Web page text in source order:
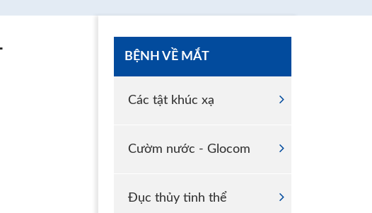
BỆNH VỀ MẮT
Các tật khúc xạ
Cườm nước - Glocom
Đục thủy tinh thể